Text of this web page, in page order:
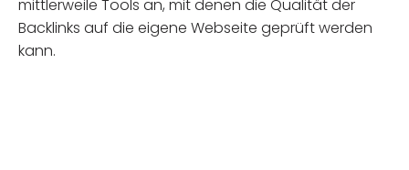
mittlerweile Tools an, mit denen die Qualität der
Backlinks auf die eigene Webseite geprüft werden
kann.